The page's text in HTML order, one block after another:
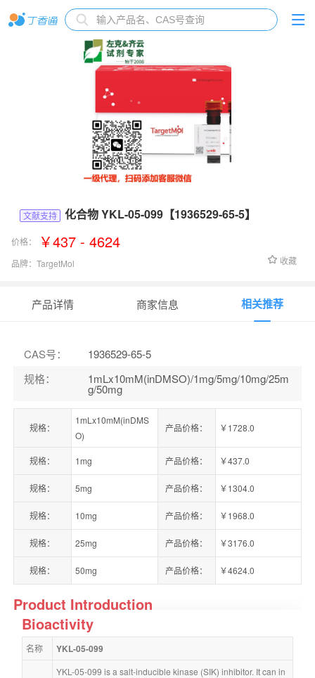
文献支持 化合物 YKL-05-099【1936529-65-5】
价格： ￥437 - 4624
品牌： TargetMol 收藏
产品详情 商家信息 相关推荐
CAS号：
1936529-65-5
规格： 1mLx10mM(inDMSO)/1mg/5mg/10mg/25m
g/50mg
规格：
1mLx10mM(inDMS
O)
产品价格： ￥1728.0
规格： 1mg 产品价格： ￥437.0
规格： 5mg 产品价格： ￥1304.0
规格： 10mg 产品价格： ￥1968.0
规格： 25mg 产品价格： ￥3176.0
规格： 50mg 产品价格： ￥4624.0
Product Introduction
Bioactivity
名称 YKL-05-099
YKL-05-099 is a salt-inducible kinase (SIK) inhibitor. It can in